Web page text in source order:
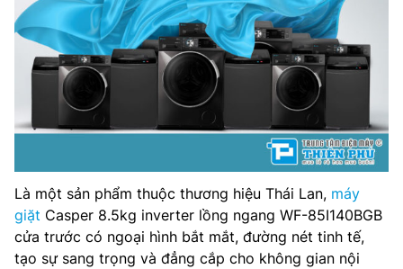
Là một sản phẩm thuộc thương hiệu Thái Lan, máy
giặt Casper 8.5kg inverter lồng ngang WF-85I140BGB
cửa trước có ngoại hình bắt mắt, đường nét tinh tế,
tạo sự sang trọng và đẳng cắp cho không gian nội